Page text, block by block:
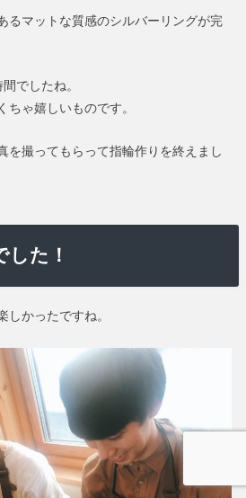
るマットな質感のシルバーリングが完
でしたね。
ちゃ嬉しいものです。
を撮ってもらって指輪作りを終えまし
した！
しかったですね。